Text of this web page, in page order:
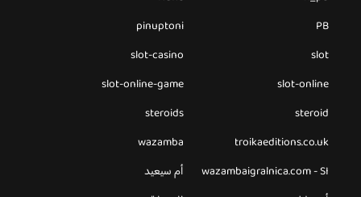
PB
pinuptoni
slot
slot-casino
slot-online
slot-online-game
steroid
steroids
troikaeditions.co.uk
wazamba
wazambaigralnica.com - SI
أم سيعيد